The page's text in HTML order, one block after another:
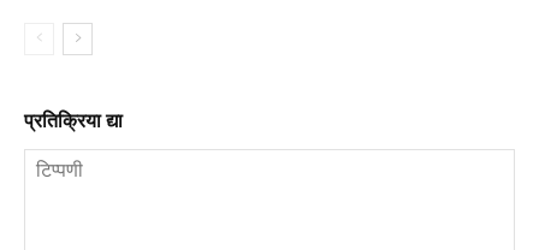
प्रतिक्रिया द्या